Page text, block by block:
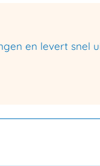
en levert snel